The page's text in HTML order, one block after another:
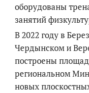
оборудованы
занятий
В 2022 году в
Чердынском и
построены
региональном
новых